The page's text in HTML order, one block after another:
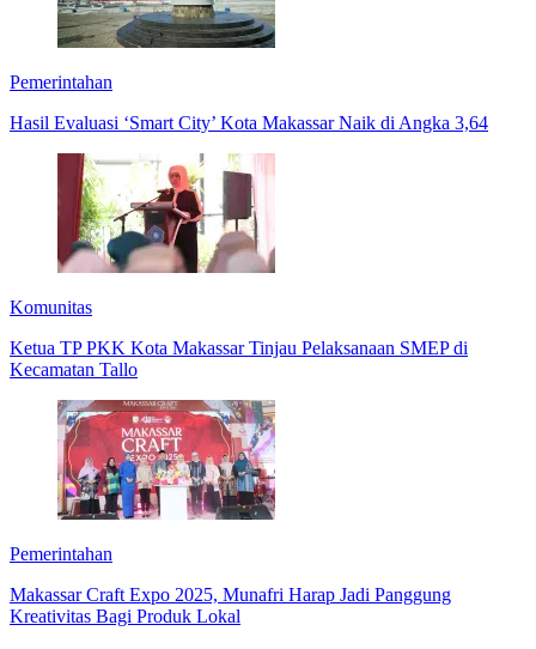
Pemerintahan
Hasil Evaluasi ‘Smart City’ Kota Makassar Naik di Angka 3,64
Komunitas
Ketua TP PKK Kota Makassar Tinjau Pelaksanaan SMEP di
Kecamatan Tallo
Pemerintahan
Makassar Craft Expo 2025, Munafri Harap Jadi Panggung
Kreativitas Bagi Produk Lokal